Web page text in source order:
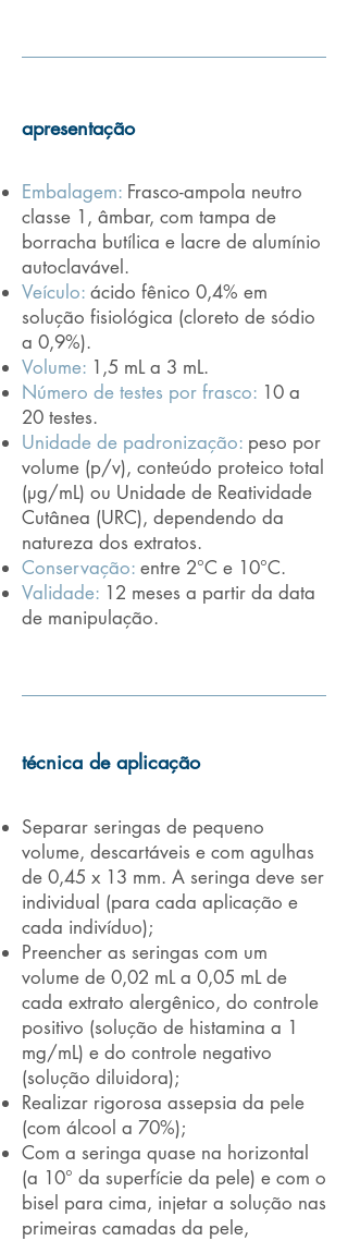
apresentação
Embalagem: Frasco-ampola neutro
classe 1, âmbar, com tampa de
borracha butílica e lacre de alumínio
autoclavável.
Veículo: ácido fênico 0,4% em
solução fisiológica (cloreto de sódio
a 0,9%).
Volume: 1,5 mL a 3 mL.
Número de testes por frasco: 10 a
20 testes.
Unidade de padronização: peso por
volume (p/v), conteúdo proteico total
(µg/mL) ou Unidade de Reatividade
Cutânea (URC), dependendo da
natureza dos extratos.
Conservação: entre 2°C e 10°C.
Validade: 12 meses a partir da data
de manipulação.
técnica de aplicação
Separar seringas de pequeno
volume, descartáveis e com agulhas
de 0,45 x 13 mm. A seringa deve ser
individual (para cada aplicação e
cada indivíduo);
Preencher as seringas com um
volume de 0,02 mL a 0,05 mL de
cada extrato alergênico, do controle
positivo (solução de histamina a 1
mg/mL) e do controle negativo
(solução diluidora);
Realizar rigorosa assepsia da pele
(com álcool a 70%);
Com a seringa quase na horizontal
(a 10° da superfície da pele) e com o
bisel para cima, injetar a solução nas
primeiras camadas da pele,